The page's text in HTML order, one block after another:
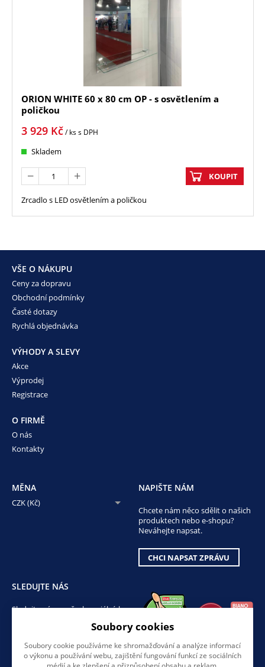
ORION WHITE 60 x 80 cm OP - s osvětlením a
poličkou
3 929 Kč/ kss DPH
Skladem
KOUPIT
Zrcadlo s LED osvětlením a poličkou
VŠE O NÁKUPU
Ceny za dopravu
Obchodní podmínky
Časté dotazy
Rychlá objednávka
VÝHODY A SLEVY
Akce
Výprodej
Registrace
O FIRMĚ
O nás
Kontakty
MĚNA
CZK (Kč)
NAPIŠTE NÁM
Chcete nám něco sdělit o našich
produktech nebo e-shopu?
Neváhejte napsat.
CHCI NAPSAT ZPRÁVU
SLEDUJTE NÁS
Sledujte nás na všech sociálních
Soubory cookies
Soubory cookie používáme ke shromažďování a analýze informací
o výkonu a používání webu, zajištění fungování funkcí ze sociálních